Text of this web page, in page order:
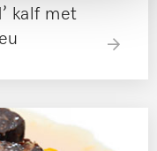
kalf met